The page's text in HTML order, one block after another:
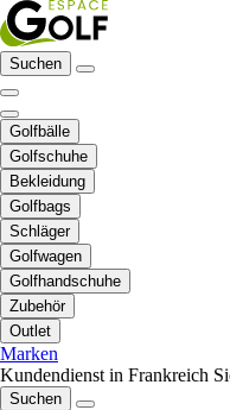
Suchen
Golfbälle
Golfschuhe
Bekleidung
Golfbags
Schläger
Golfwagen
Golfhandschuhe
Zubehör
Outlet
Marken
Kundendienst in Frankreich
Suchen